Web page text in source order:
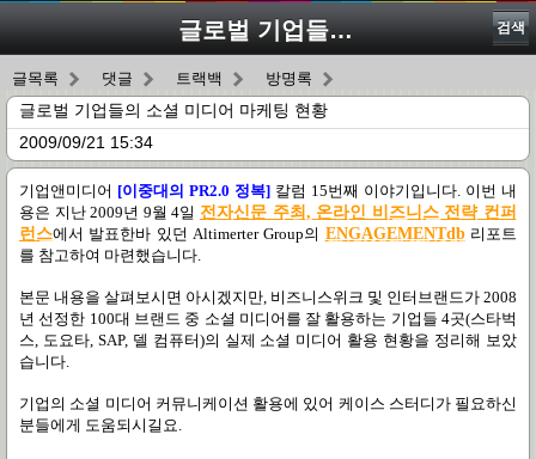
글로벌 기업들의 소셜 미디어 마케팅 현황 검색
글목록 댓글 트랙백 방명록
글로벌 기업들의 소셜 미디어 마케팅 현황
2009/09/21 15:34
기업앤미디어 [이중대의 PR2.0 정복] 칼럼 15번째 이야기입니다. 이번 내
용은 지난2009년 9월4일 전자신문 주최 , 온라인 비즈니스 전략 컨퍼
런스에서 발표한바 있던 Altimerter Group의 ENGAGEMENTdb 리포트
를 참고하여 마련했습니다.
본문 내용을 살펴보시면 아시겠지만, 비즈니스위크 및 인터브랜드가 2008
년 선정한 100대 브랜드 중 소셜 미디어를 잘 활용하는 기업들 4곳(스타벅
스, 도요타, SAP, 델 컴퓨터)의 실제 소셜 미디어 활용 현황을 정리해 보았
습니다.
기업의 소셜 미디어 커뮤니케이션 활용에 있어 케이스 스터디가 필요하신
분들에게 도움되시길요.